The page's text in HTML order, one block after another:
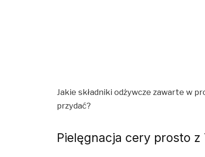
Jakie składniki odżywcze zawarte w
przydać?
Pielęgnacja cery prosto z